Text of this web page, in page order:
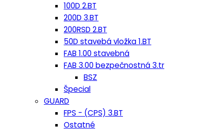
100D 2.BT
200D 3.BT
200RSD 2.BT
50D stavebá vložka 1.BT
FAB 1.00 stavebná
FAB 3.00 bezpečnostná 3.tr
BSZ
Špecial
GUARD
FPS - (CPS) 3.BT
Ostatné